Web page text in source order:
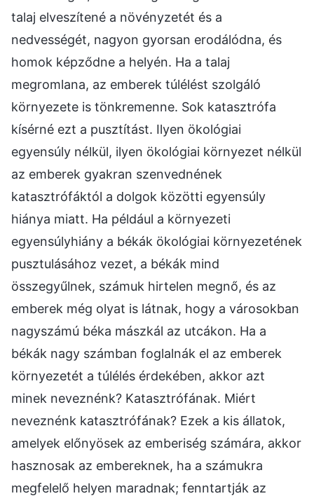
talaj elveszítené a növényzetét és a
nedvességét, nagyon gyorsan erodálódna, és
homok képződne a helyén. Ha a talaj
megromlana, az emberek túlélést szolgáló
környezete is tönkremenne. Sok katasztrófa
kísérné ezt a pusztítást. Ilyen ökológiai
egyensúly nélkül, ilyen ökológiai környezet nélkül
az emberek gyakran szenvednének
katasztrófáktól a dolgok közötti egyensúly
hiánya miatt. Ha például a környezeti
egyensúlyhiány a békák ökológiai környezetének
pusztulásához vezet, a békák mind
összegyűlnek, számuk hirtelen megnő, és az
emberek még olyat is látnak, hogy a városokban
nagyszámú béka mászkál az utcákon. Ha a
békák nagy számban foglalnák el az emberek
környezetét a túlélés érdekében, akkor azt
minek neveznénk? Katasztrófának. Miért
neveznénk katasztrófának? Ezek a kis állatok,
amelyek előnyösek az emberiség számára, akkor
hasznosak az embereknek, ha a számukra
megfelelő helyen maradnak; fenntartják az